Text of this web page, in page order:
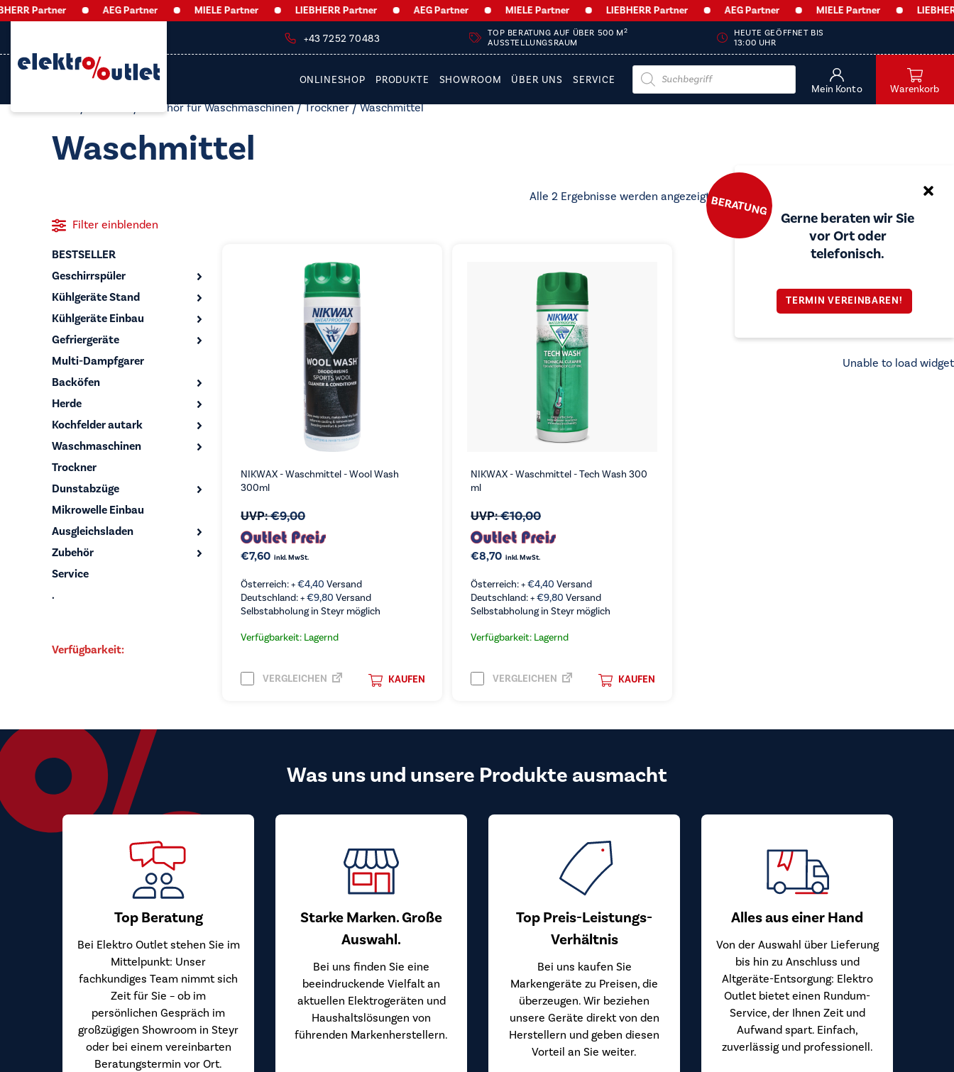
Partner AEG Partner MIELE Partner LIEBHERR Partner AEG Partner MIELE Partner LIEBHERR Partner AEG Partner MIELE Partner
+43 7252 70483 TOP BERATUNG AUF ÜBER 500 M2
AUSSTELLUNGSRAUM
HEUTE GEÖFFNET BIS
13:00 UHR
ONLINESHOP PRODUKTE SHOWROOM ÜBER UNS SERVICE
Products
search
Mein Konto Warenkorb
BERATUNG
Gerne beraten wir Sie
vor Ort oder
telefonisch.
TERMIN VEREINBAREN!
Zubehör für Waschmaschinen / Trockner/ Waschmittel
Waschmittel
Alle 2 Ergebnisse werden angezeigtNach
Preis
sortiert:
Filter einblenden
BESTSELLER
Geschirrspüler
Kühlgeräte Stand
Kühlgeräte Einbau
Gefriergeräte
Multi-Dampfgarer
Backöfen
Herde
Kochfelder autark
Waschmaschinen
Trockner
Dunstabzüge
Mikrowelle Einbau
Ausgleichsladen
Zubehör
Service
.
Verfügbarkeit:
NIKWAX - Waschmittel - Wool Wash
300ml
UVP:€9,00
€7,60 inkl. MwSt.
Österreich: +€4,40 Versand
Deutschland: +€9,80 Versand
Selbstabholung in Steyr möglich
Verfügbarkeit: Lagernd
KAUFEN
VERGLEICHEN
NIKWAX - Waschmittel - Tech Wash 300
ml
UVP:€10,00
€8,70 inkl. MwSt.
Österreich: +€4,40 Versand
Deutschland: +€9,80 Versand
Selbstabholung in Steyr möglich
Verfügbarkeit: Lagernd
KAUFEN
VERGLEICHEN
Was uns und unsere Produkte ausmacht
Top Beratung
Bei Elektro Outlet stehen Sie im
Mittelpunkt: Unser
fachkundiges Team nimmt sich
Zeit für Sie – ob im
persönlichen Gespräch im
großzügigen Showroom in Steyr
oder bei einem vereinbarten
Beratungstermin vor Ort.
Starke Marken. Große
Auswahl.
Bei uns finden Sie eine
beeindruckende Vielfalt an
aktuellen Elektrogeräten und
Haushaltslösungen von
führenden Markenherstellern.
Top Preis-Leistungs-
Verhältnis
Bei uns kaufen Sie
Markengeräte zu Preisen, die
überzeugen. Wir beziehen
unsere Geräte direkt von den
Herstellern und geben diesen
Vorteil an Sie weiter.
Alles aus einer Hand
Von der Auswahl über Lieferung
bis hin zu Anschluss und
Altgeräte-Entsorgung: Elektro
Outlet bietet einen Rundum-
Service, der Ihnen Zeit und
Aufwand spart. Einfach,
zuverlässig und professionell.
Unable to load widget